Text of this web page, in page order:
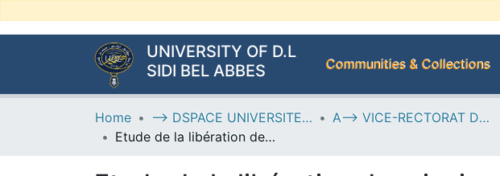
UNIVERSITY OF D.L
SIDI BEL ABBES
Communities & Collections
Home --> DSPACE UNIVERSITE DJILALLI LIABES DE SIDI BEL ABBES A--> VICE-RECTORAT DE LA POST-GRADUATION
Etude de la libération de principes actifs aux pH physiologiques à partir de microparticules préparées et caractérisées. Tests biologiques.